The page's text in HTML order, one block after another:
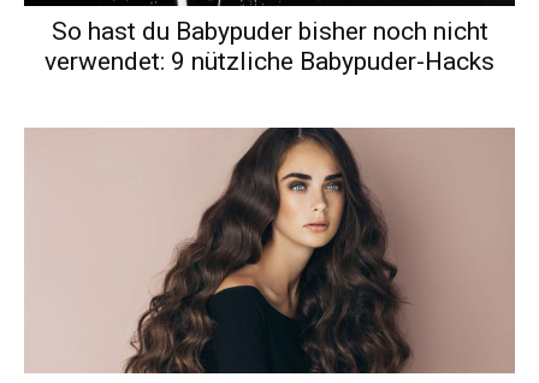
So hast du Babypuder bisher noch nicht
verwendet: 9 nützliche Babypuder-Hacks